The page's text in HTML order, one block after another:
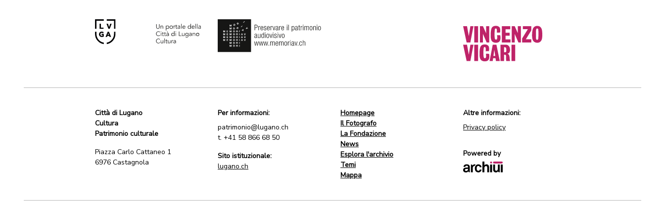
Città di Lugano
Cultura
Patrimonio culturale
Piazza Carlo Cattaneo 1
6976 Castagnola
Per informazioni:
patrimonio@lugano.ch
t. +41 58 866 68 50
Sito istituzionale:
lugano.ch
Homepage
Il Fotografo
La Fondazione
News
Esplora l'archivio
Temi
Mappa
Altre informazioni:
Privacy policy
Powered by